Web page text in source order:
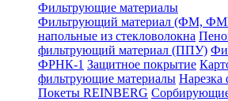
Фильтрующие материалы
Фильтрующий материал (ФМ,
напольные из стекловолокна
фильтрующий материал (ППУ)
ФРНК-1 Защитное покрытие
фильтрующие материалы Нарезка
Покеты REINBERG